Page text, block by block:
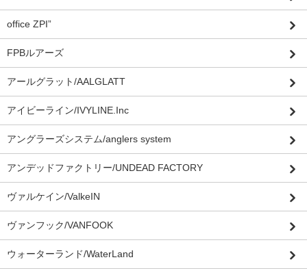
office ZPI”
FPBルアーズ
アールグラット/AALGLATT
アイビーライン/IVYLINE.Inc
アングラーズシステム/anglers system
アンデッドファクトリー/UNDEAD FACTORY
ヴァルケイン/ValkeIN
ヴァンフック/VANFOOK
ウォーターランド/WaterLand